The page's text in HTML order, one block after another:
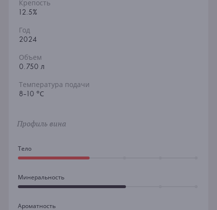
Крепость
12.5%
Год
2024
Объем
0.750 л
Температура подачи
8-10 °С
Профиль вина
Тело
Минеральность
Ароматность